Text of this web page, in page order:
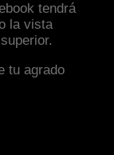
tendrá
la vista
tu agrado